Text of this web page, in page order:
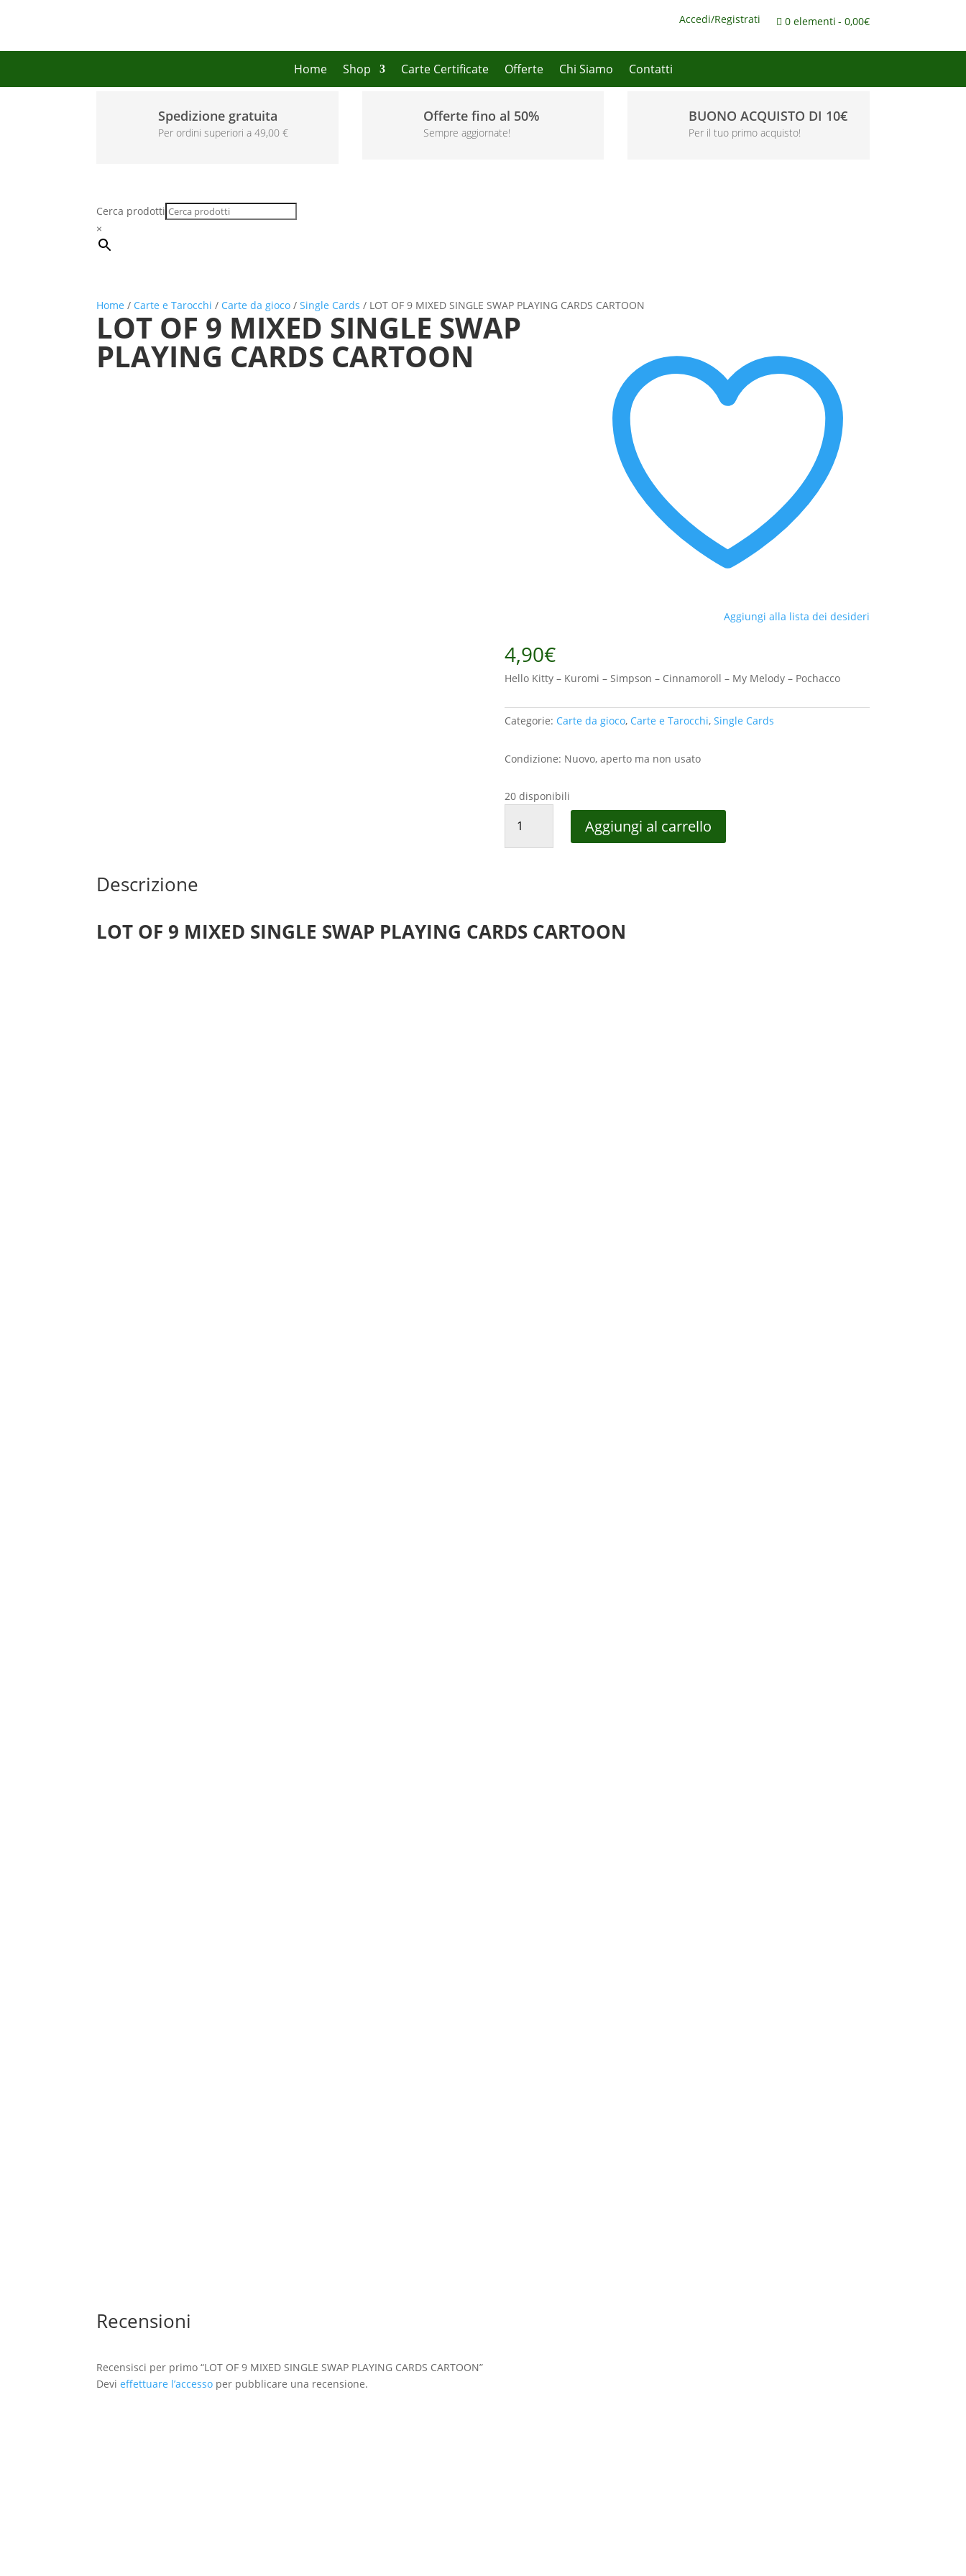
Accedi/Registrati 0 elementi 0,00€
Home Shop Carte Certificate Offerte Chi Siamo Contatti
Spedizione gratuita
Per ordini superiori a 49,00 €
Offerte fino al 50%
Sempre aggiornate!
BUONO ACQUISTO DI 10€
Per il tuo primo acquisto!
Cerca prodotti
×
Home / Carte e Tarocchi / Carte da gioco /Single Cards / LOT OF 9 MIXED SINGLE SWAP PLAYING CARDS CARTOON
LOT OF 9 MIXED SINGLE SWAP
PLAYING CARDS CARTOON
Aggiungi alla lista dei desideri
4,90€
Hello Kitty – Kuromi – Simpson – Cinnamoroll – My Melody – Pochacco
Categorie: Carte da gioco, Carte e Tarocchi, Single Cards
Condizione: Nuovo, aperto ma non usato
20 disponibili
9
CARDS
Aggiungi al carrello
Descrizione
LOT OF 9 MIXED SINGLE SWAP PLAYING CARDS CARTOON
Recensioni
Recensisci per primo “LOT OF 9 MIXED SINGLE SWAP PLAYING CARDS CARTOON”
Devieffettuare l’accesso per pubblicare una recensione.